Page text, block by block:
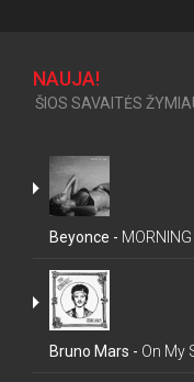
NAUJA!
ŠIOS SAVAITĖS
Beyonce -
Bruno Mars - On My